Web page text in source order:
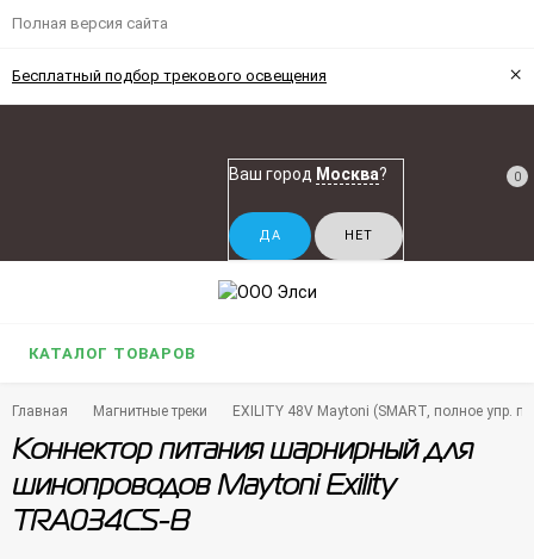
Полная версия сайта
Бесплатный подбор трекового освещения ×
Ваш город Москва? 0
КАТАЛОГ ТОВАРОВ
Главная Магнитные треки EXILITY 48V Maytoni (SMART, полное упр.
Коннектор питания шарнирный для
шинопроводов Maytoni Exility
TRA034CS-B